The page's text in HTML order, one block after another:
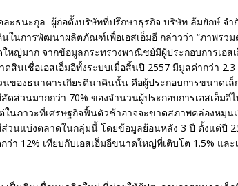
ะธนะกุล ผู้ก่อตั้งบริษัทที่ปรึกษาธุรกิจ บริษัท ล้มยักษ์ จำ
ในการพัฒนาผลิตภัณฑ์เพื่อเอสเอ็มอี กล่าวว่า “ภาพรวม
หญ่มาก จากข้อมูลกระทรวงพาณิชย์มีผู้ประกอบการเอส
สินเชื่อเอสเอ็มอีทั้งระบบเมื่อสิ้นปี 2557 มีมูลค่ากว่า
ของธนาคารเกียรตินาคินนั้น คือผู้ประกอบการขนาดเล็
ดส่วนมากกว่า 70% ของจำนวนผู้ประกอบการเอสเอ็มอี
ในภาวะที่เศรษฐกิจฟื้นตัวช้าอาจจะขาดสภาพคล่องหมุน
วนแบ่งตลาดในกลุ่มนี้ โดยข้อมูลย้อนหลัง 3 ปี ตั้งแต่ปี
ว่า 12% เทียบกับเอสเอ็มอีขนาดใหญ่ที่เติบโต 1.5% แล